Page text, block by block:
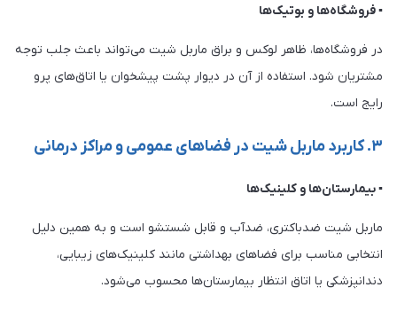
▪ فروشگاه‌ها و بوتیک‌ها
در فروشگاه‌ها، ظاهر لوکس و براق ماربل شیت می‌تواند باعث جلب توجه
مشتریان شود. استفاده از آن در دیوار پشت پیشخوان یا اتاق‌های پرو
رایج است.
۳. کاربرد ماربل شیت در فضاهای عمومی و مراکز درمانی
▪ بیمارستان‌ها و کلینیک‌ها
ماربل شیت ضدباکتری، ضدآب و قابل شستشو است و به همین دلیل
انتخابی مناسب برای فضاهای بهداشتی مانند کلینیک‌های زیبایی،
دندانپزشکی یا اتاق انتظار بیمارستان‌ها محسوب می‌شود.